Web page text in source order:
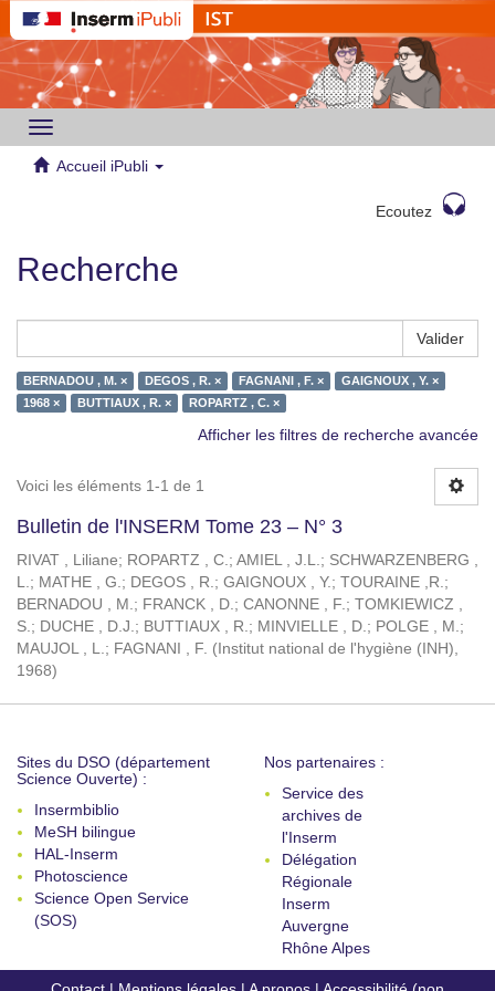
Toggle
navigation
Accueil iPubli
Ecoutez
Recherche
Valider
BERNADOU , M. × DEGOS , R. × FAGNANI , F. ×
GAIGNOUX , Y. ×
1968 ×
BUTTIAUX , R. × ROPARTZ , C. ×
Afficher les filtres de recherche avancée
Voici les éléments 1-1 de 1
Bulletin de l'INSERM Tome 23 – N° 3
RIVAT , Liliane; ROPARTZ , C.; AMIEL , J.L.; SCHWARZENBERG ,
L.; MATHE , G.; DEGOS , R.; GAIGNOUX , Y.; TOURAINE ,R.;
BERNADOU , M.; FRANCK , D.; CANONNE , F.; TOMKIEWICZ ,
S.; DUCHE , D.J.; BUTTIAUX , R.; MINVIELLE , D.; POLGE , M.;
MAUJOL , L.; FAGNANI , F. ( Institut national de l'hygiène (INH),
1968)
Sites du DSO (département
Science Ouverte) :
Insermbiblio
MeSH bilingue
HAL-Inserm
Photoscience
Science Open Service
(SOS)
Nos partenaires :
Service des
archives de
l'Inserm
Délégation
Régionale
Inserm
Auvergne
Rhône Alpes